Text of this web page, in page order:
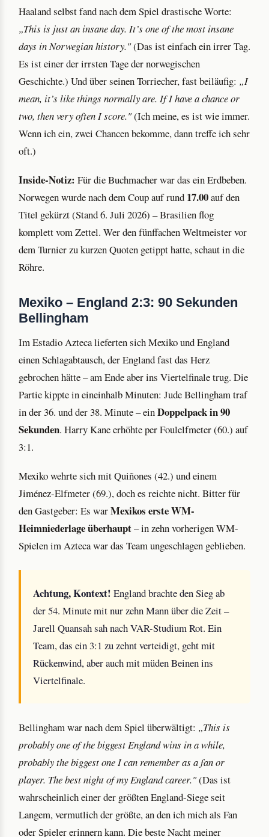
Haaland selbst fand nach dem Spiel drastische Worte:
„This is just an insane day. It’s one of the most insane
days in Norwegian history."(Das ist einfach ein irrer Tag.
Es ist einer der irrsten Tage der norwegischen
Geschichte.) Und über seinen Torriecher, fast beiläufig: „I
mean, it’s like things normally are. If I have a chance or
two, then very often I score."(Ich meine, es ist wie immer.
Wenn ich ein, zwei Chancen bekomme, dann treffe ich sehr
oft.)
Inside-Notiz: Für die Buchmacher war das ein Erdbeben.
Norwegen wurde nach dem Coup auf rund 17.00auf den
Titel gekürzt (Stand 6. Juli 2026) – Brasilien flog
komplett vom Zettel. Wer den fünffachen Weltmeister vor
dem Turnier zu kurzen Quoten getippt hatte, schaut in die
Röhre.
Mexiko – England 2:3: 90 Sekunden
Bellingham
Im Estadio Azteca lieferten sich Mexiko und England
einen Schlagabtausch, der England fast das Herz
gebrochen hätte – am Ende aber ins Viertelfinale trug. Die
Partie kippte in eineinhalb Minuten: Jude Bellingham traf
in der 36. und der 38. Minute – einDoppelpack in 90
Sekunden. Harry Kane erhöhte per Foulelfmeter (60.) auf
3:1.
Mexiko wehrte sich mit Quiñones (42.) und einem
Jiménez-Elfmeter (69.), doch es reichte nicht. Bitter für
den Gastgeber: Es warMexikos erste WM-
Heimniederlage überhaupt– in zehn vorherigen WM-
Spielen im Azteca war das Team ungeschlagen geblieben.
Achtung, Kontext! England brachte den Sieg ab
der 54. Minute mit nur zehn Mann über die Zeit –
Jarell Quansah sah nach VAR-Studium Rot. Ein
Team, das ein 3:1 zu zehnt verteidigt, geht mit
Rückenwind, aber auch mit müden Beinen ins
Viertelfinale.
Bellingham war nach dem Spiel überwältigt: „This is
probably one of the biggest England wins in a while,
probably the biggest one I can remember as a fan or
player. The best night of my England career."(Das ist
wahrscheinlich einer der größten England-Siege seit
Langem, vermutlich der größte, an den ich mich als Fan
oder Spieler erinnern kann. Die beste Nacht meiner